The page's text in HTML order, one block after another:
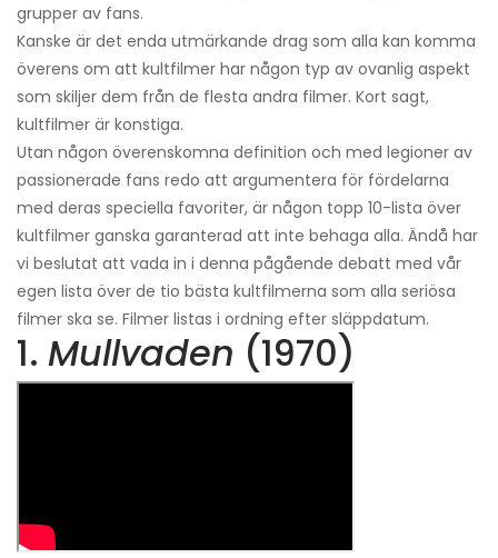
grupper av fans.
Kanske är det enda utmärkande drag som alla kan komma
överens om att kultfilmer har någon typ av ovanlig aspekt
som skiljer dem från de flesta andra filmer. Kort sagt,
kultfilmer är konstiga.
Utan någon överenskomna definition och med legioner av
passionerade fans redo att argumentera för fördelarna
med deras speciella favoriter, är någon topp 10-lista över
kultfilmer ganska garanterad att inte behaga alla. Ändå har
vi beslutat att vada in i denna pågående debatt med vår
egen lista över de tio bästa kultfilmerna som alla seriösa
filmer ska se. Filmer listas i ordning efter släppdatum.
1. Mullvaden (1970)